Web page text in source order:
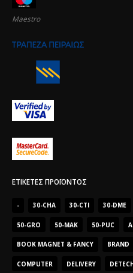
Maestro
ΕΤΙΚΈΤΕΣ ΠΡΟΪΌΝΤΟΣ
- 30-CHA 30-CTI 30-DME
50-GRO 50-MAK 50-PUC
BOOK MAGNET & FANCY BRAND
COMPUTER DELIVERY